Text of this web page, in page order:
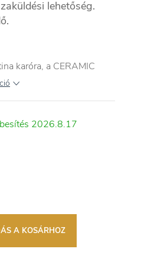
lehetőség.
karóra, a CERAMIC
2026.8.17
A KOSÁRHOZ